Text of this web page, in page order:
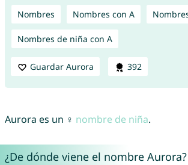
Nombres Nombres con A
Nombres de niña con A
Guardar Aurora 392
Aurora es un ♀ nombre de niña.
¿De dónde viene el nombre Aurora?